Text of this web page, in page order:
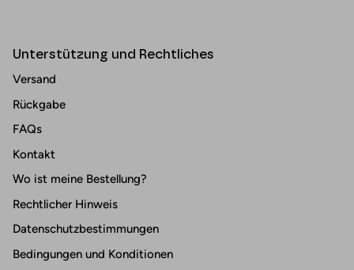
Unterstützung und Rechtliches
Versand
Rückgabe
FAQs
Kontakt
Wo ist meine Bestellung?
Rechtlicher Hinweis
Datenschutzbestimmungen
Bedingungen und Konditionen